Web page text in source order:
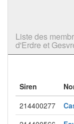
Liste des
d'Erdre et
Siren
214400277